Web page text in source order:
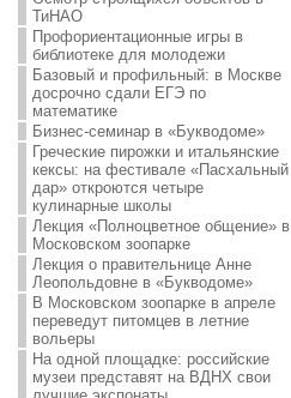
ТиНАО
Профориентационные игры в
библиотеке для молодежи
Базовый и профильный: в Москве
досрочно сдали ЕГЭ по
математике
Бизнес-семинар в «Букводоме»
Греческие пирожки и итальянские
кексы: на фестивале «Пасхальный
дар» откроются четыре
кулинарные школы
Лекция «Полноцветное общение» в
Московском зоопарке
Лекция о правительнице Анне
Леопольдовне в «Букводоме»
В Московском зоопарке в апреле
переведут питомцев в летние
вольеры
На одной площадке: российские
музеи представят на ВДНХ свои